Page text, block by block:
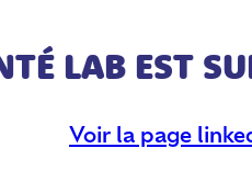
LAB EST
Voir la page